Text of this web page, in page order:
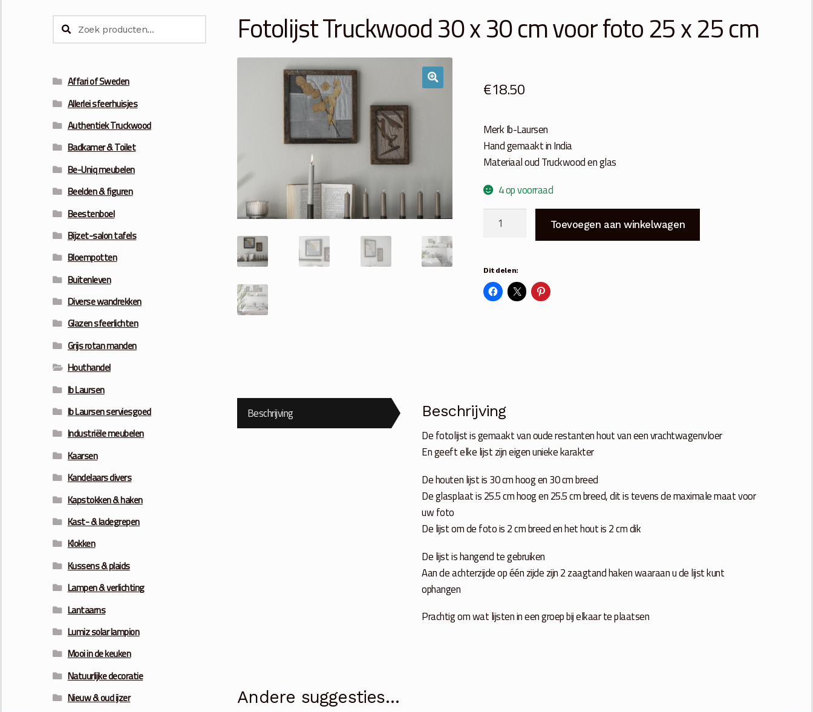
Fotolijst Truckwood 30 x 30 cm voor foto 25 x 25 cm
€18.50
Merk Ib-Laursen
Hand gemaakt in India
Materiaal oud Truckwood en glas
4 op voorraad
Fotolijst
x
30
cm
aantal
Toevoegen aan winkelwagen
Dit delen:
Beschrijving Beschrijving
De fotolijst is gemaakt van oude restanten hout van een vrachtwagenvloer
En geeft elke lijst zijn eigen unieke karakter
De houten lijst is 30 cm hoog en 30 cm breed
De glasplaat is 25.5 cm hoog en 25.5 cm breed, dit is tevens de maximale maat voor
uw foto
De lijst om de foto is 2 cm breed en het hout is 2 cm dik
De lijst is hangend te gebruiken
Aan de achterzijde op één zijde zijn 2 zaagtand haken waaraan u de lijst kunt
ophangen
Prachtig om wat lijsten in een groep bij elkaar te plaatsen
Andere suggesties…
Zoeken
naar:Zoeken
Affari of Sweden
Allerlei sfeerhuisjes
Authentiek Truckwood
Badkamer & Toilet
Be-Uniq meubelen
Beelden & figuren
Beestenboel
Bijzet-salon tafels
Bloempotten
Buitenleven
Diverse wandrekken
Glazen sfeerlichten
Grijs rotan manden
Houthandel
Ib Laursen
Ib Laursen serviesgoed
Industriële meubelen
Kaarsen
Kandelaars divers
Kapstokken & haken
Kast- & ladegrepen
Klokken
Kussens & plaids
Lampen & verlichting
Lantaarns
Lumiz solar lampion
Mooi in de keuken
Natuurlijke decoratie
Nieuw & oud ijzer